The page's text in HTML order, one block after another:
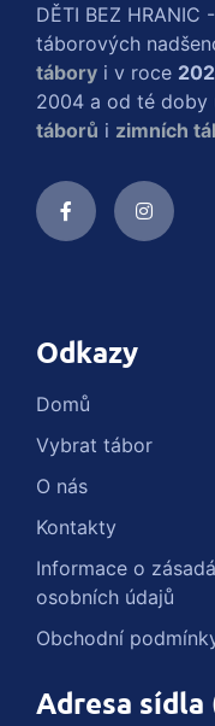
DĚTI BEZ
táborových
tábory i v roce
2004 a od té doby
táborů i zimních
Odkazy
Domů
Vybrat tábor
O nás
Kontakty
Informace o
osobních údajů
Obchodní
Adresa